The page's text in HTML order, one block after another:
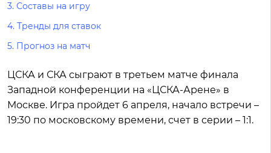
3. Составы на игру
4. Тренды для ставок
5. Прогноз на матч
ЦСКА и СКА сыграют в третьем матче финала
Западной конференции на «ЦСКА-Арене» в
Москве. Игра пройдет 6 апреля, начало встречи –
19:30 по московскому времени, счет в серии – 1:1.